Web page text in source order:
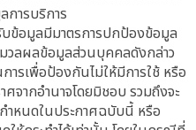
การบริการ
ข้อมูลมีมาตรการปกป้องข้อมูล
มวลผลข้อมูลส่วนบุคคลดังกล่าว
การเพื่อป้องกันไม่ให้มีการใช้ หรือ
จากอำนาจโดยมิชอบ รวมถึงจะ
ำหนดในประกาศฉบับนี้ หรือ